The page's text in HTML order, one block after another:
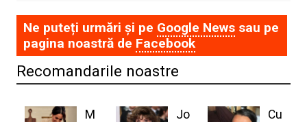
Ne puteți urmări și pe Google Newssau pe
pagina noastră de Facebook
Recomandarile noastre
M
Jo
Cu